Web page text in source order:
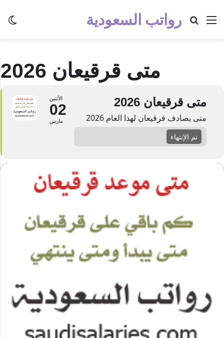
رواتب السعودية القائمة بحث عن
متى قرقيعان 2026
الأثنين
02
مارس
متى قرقيعان 2026
متى يصادف قرقيعان لهذا العام 2026
تم الإنتهاء